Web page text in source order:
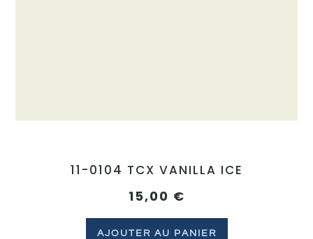
11-0104 TCX VANILLA ICE
15,00 €
AJOUTER AU PANIER